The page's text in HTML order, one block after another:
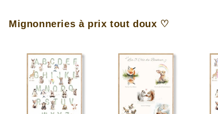
Mignonneries à prix tout doux ♡